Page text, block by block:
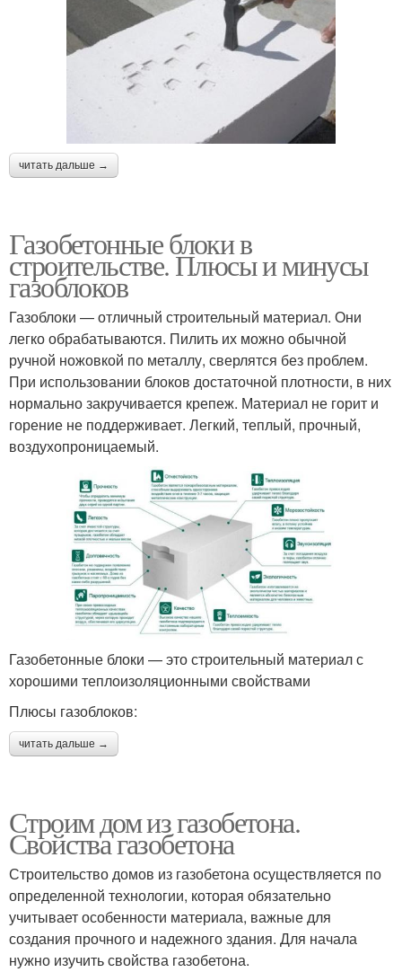
читать дальше →
Газобетонные блоки в
строительстве. Плюсы и минусы
газоблоков
Газоблоки — отличный строительный материал. Они
легко обрабатываются. Пилить их можно обычной
ручной ножовкой по металлу, сверлятся без проблем.
При использовании блоков достаточной плотности, в них
нормально закручивается крепеж. Материал не горит и
горение не поддерживает. Легкий, теплый, прочный,
воздухопроницаемый.
Газобетонные блоки — это строительный материал с
хорошими теплоизоляционными свойствами
Плюсы газоблоков:
читать дальше →
Строим дом из газобетона.
Свойства газобетона
Строительство домов из газобетона осуществляется по
определенной технологии, которая обязательно
учитывает особенности материала, важные для
создания прочного и надежного здания. Для начала
нужно изучить свойства газобетона.